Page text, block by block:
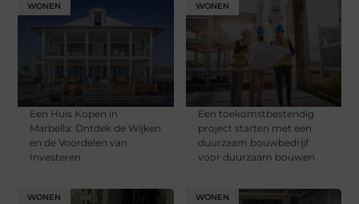
WONEN
Een Huis Kopen in
Marbella: Ontdek de Wijken
en de Voordelen van
Investeren
WONEN
Een toekomstbestendig
project starten met een
duurzaam bouwbedrijf
voor duurzaam bouwen
WONEN WONEN